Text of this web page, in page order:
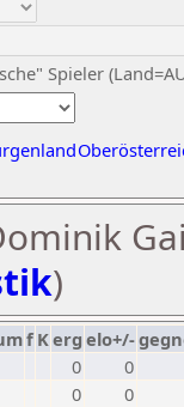
Spieler
)
f Kerg elo+/-
0
0
0
0